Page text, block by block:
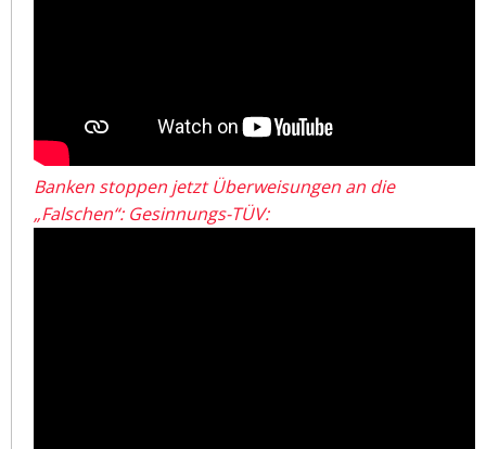
Banken stoppen jetzt Überweisungen an die
„Falschen“: Gesinnungs-TÜV: